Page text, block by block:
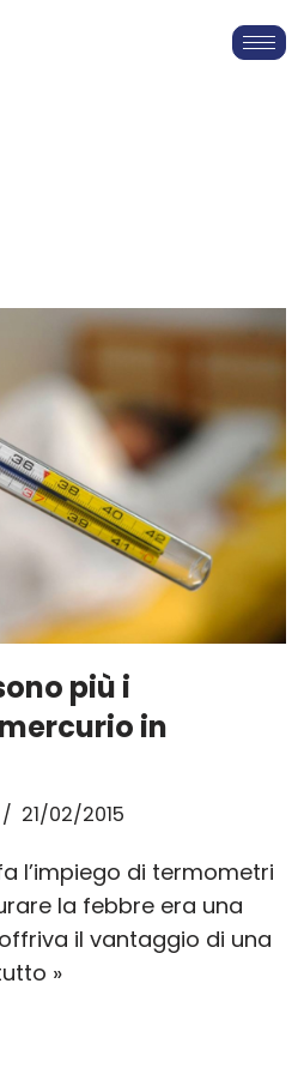
più i
in
21/02/2015
l’impiego di termometri
la febbre era una
il vantaggio di una
»